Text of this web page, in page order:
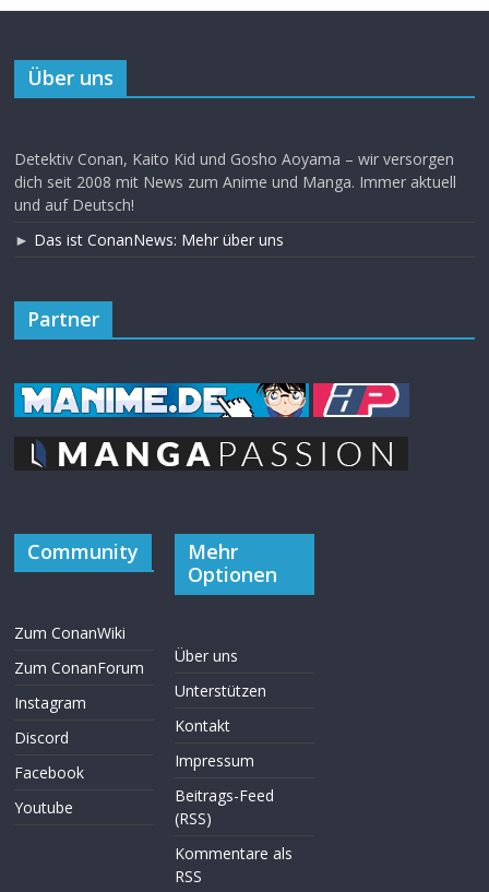
Über uns
Detektiv Conan, Kaito Kid und Gosho Aoyama – wir versorgen
dich seit 2008 mit News zum Anime und Manga. Immer aktuell
und auf Deutsch!
► Das ist ConanNews: Mehr über uns
Partner
Community
Zum ConanWiki
Zum ConanForum
Instagram
Discord
Facebook
Youtube
Mehr
Optionen
Über uns
Unterstützen
Kontakt
Impressum
Beitrags-Feed
(RSS)
Kommentare als
RSS